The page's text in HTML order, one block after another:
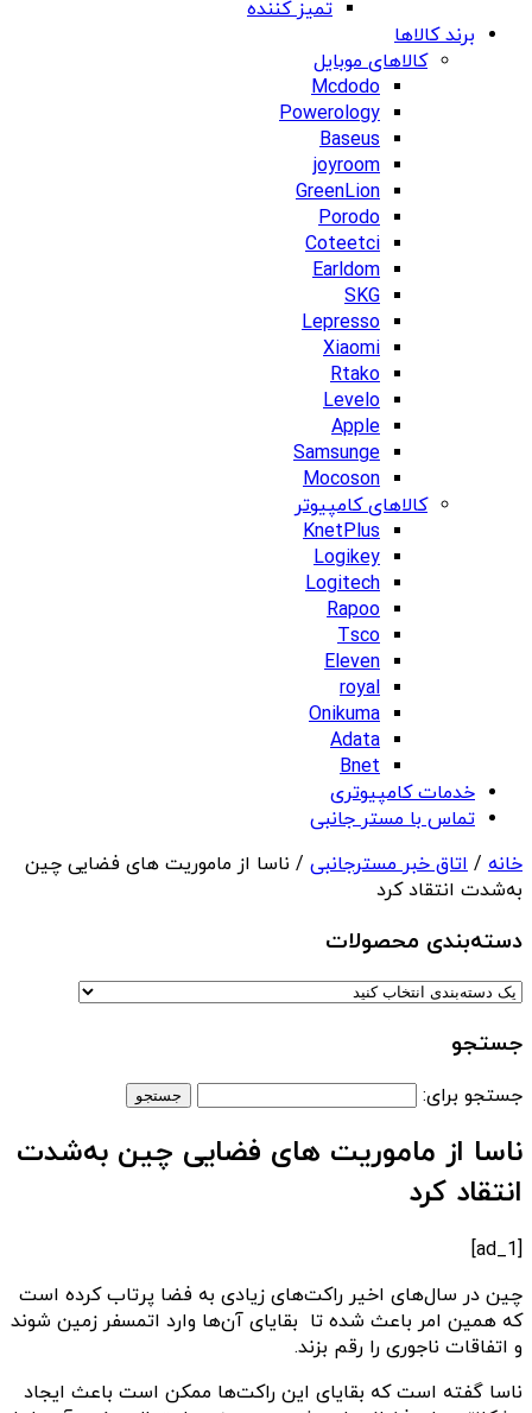
تمیز کننده
برند کالاها
کالاهای موبایل
Mcdodo
Powerology
Baseus
joyroom
GreenLion
Porodo
Coteetci
Earldom
SKG
Lepresso
Xiaomi
Rtako
Levelo
Apple
Samsunge
Mocoson
کالاهای کامپیوتر
KnetPlus
Logikey
Logitech
Rapoo
Tsco
Eleven
royal
Onikuma
Adata
Bnet
خدمات کامپیوتری
تماس با مستر جانبی
خانه / اتاق خبر مسترجانبی / ناسا از ماموریت های فضایی چین
به‌شدت انتقاد کرد
دسته‌بندی‌ محصولات
جستجو
جستجو برای:
ناسا از ماموریت های فضایی چین به‌شدت
انتقاد کرد
[ad_1]
چین در سال‌های اخیر راکت‌های زیادی به فضا پرتاب کرده است
که همین امر باعث شده تا بقایای آن‌ها وارد اتمسفر زمین شوند
و اتفاقات ناجوری را رقم بزند.
ناسا گفته است که بقایای این راکت‌ها ممکن است باعث ایجاد